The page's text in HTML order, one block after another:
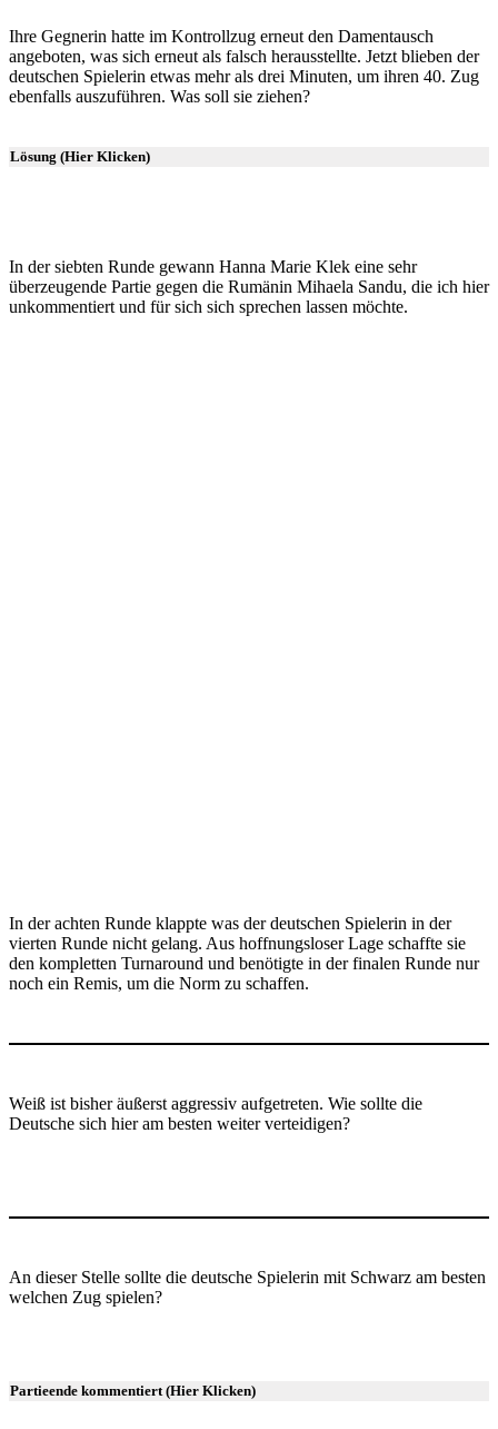
Ihre Gegnerin hatte im Kontrollzug erneut den Damentausch
angeboten, was sich erneut als falsch herausstellte. Jetzt blieben der
deutschen Spielerin etwas mehr als drei Minuten, um ihren 40. Zug
ebenfalls auszuführen. Was soll sie ziehen?
Lösung (Hier Klicken)
In der siebten Runde gewann Hanna Marie Klek eine sehr
überzeugende Partie gegen die Rumänin Mihaela Sandu, die ich hier
unkommentiert und für sich sich sprechen lassen möchte.
In der achten Runde klappte was der deutschen Spielerin in der
vierten Runde nicht gelang. Aus hoffnungsloser Lage schaffte sie
den kompletten Turnaround und benötigte in der finalen Runde nur
noch ein Remis, um die Norm zu schaffen.
Weiß ist bisher äußerst aggressiv aufgetreten. Wie sollte die
Deutsche sich hier am besten weiter verteidigen?
An dieser Stelle sollte die deutsche Spielerin mit Schwarz am besten
welchen Zug spielen?
Partieende kommentiert (Hier Klicken)